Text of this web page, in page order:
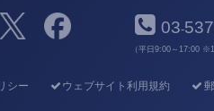
03-
（平日9:00～17:00
シー ウェブサイト利用規約